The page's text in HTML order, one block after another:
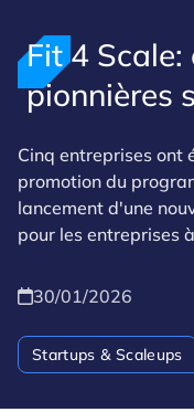
Fit 4
pionnières
Cinq entreprises ont
promotion du
lancement d'une
pour les entreprises
30/01/2026
Startups & Scaleups